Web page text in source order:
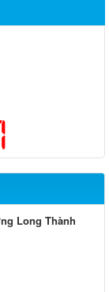
Long Thành